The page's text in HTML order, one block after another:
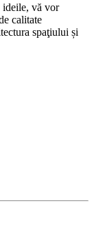
ideile, vă vor
calitate
spaţiului și